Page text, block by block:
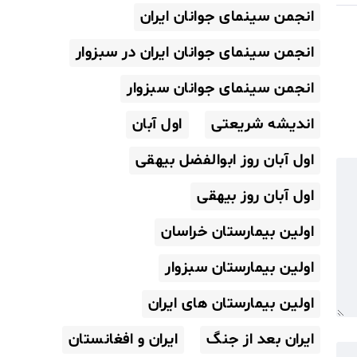
انجمن سینمای جوانان ایران
انجمن سینمای جوانان ایران در سبزوار
انجمن سینمای جوانان سبزوار
اندیشه شریعتی
اول آبان
اول آبان روز ابوالفضل بیهقی
اول آبان روز بیهقی
اولین بیمارستان خراسان
اولین بیمارستان سبزوار
اولین بیمارستان های ایران
ایران بعد از جنگ
ایران و افغانستان